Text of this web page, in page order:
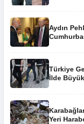
Aydın
Türkiye
İlde
Yeri